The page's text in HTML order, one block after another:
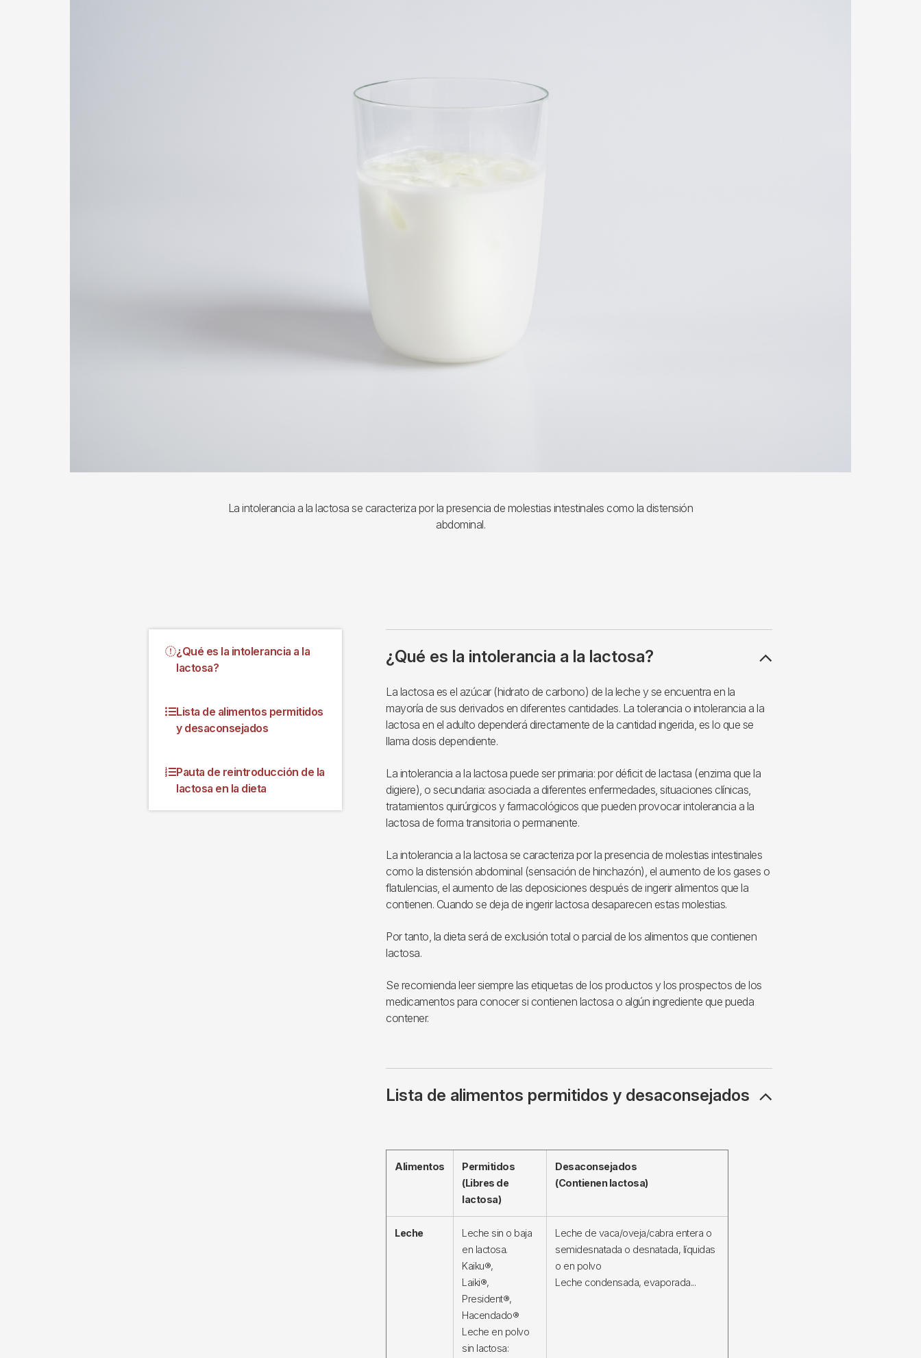
La intolerancia a la lactosa se caracteriza por la presencia de molestias intestinales como la distensión
abdominal.
¿Qué es la intolerancia a la
lactosa?
Lista de alimentos permitidos
y desaconsejados
Pauta de reintroducción de la
lactosa en la dieta
¿Qué es la intolerancia a la lactosa?
La lactosa es el azúcar (hidrato de carbono) de la leche y se encuentra en la
mayoría de sus derivados en diferentes cantidades. La tolerancia o intolerancia a la
lactosa en el adulto dependerá directamente de la cantidad ingerida, es lo que se
llama dosis dependiente.
La intolerancia a la lactosa puede ser primaria: por déficit de lactasa (enzima que la
digiere), o secundaria: asociada a diferentes enfermedades, situaciones clínicas,
tratamientos quirúrgicos y farmacológicos que pueden provocar intolerancia a la
lactosa de forma transitoria o permanente.
La intolerancia a la lactosa se caracteriza por la presencia de molestias intestinales
como la distensión abdominal (sensación de hinchazón), el aumento de los gases o
flatulencias, el aumento de las deposiciones después de ingerir alimentos que la
contienen. Cuando se deja de ingerir lactosa desaparecen estas molestias.
Por tanto, la dieta será de exclusión total o parcial de los alimentos que contienen
lactosa.
Se recomienda leer siempre las etiquetas de los productos y los prospectos de los
medicamentos para conocer si contienen lactosa o algún ingrediente que pueda
contener.
Lista de alimentos permitidos y desaconsejados
Alimentos
Permitidos
(Libres de
lactosa)
Desaconsejados
(Contienen lactosa)
Leche
Leche sin o baja
en lactosa.
Kaiku®,
Laiki®,
President®,
Hacendado®
Leche en polvo
sin lactosa:
Leche de vaca/oveja/cabra entera o
semidesnatada o desnatada, líquidas
o en polvo
Leche condensada, evaporada...